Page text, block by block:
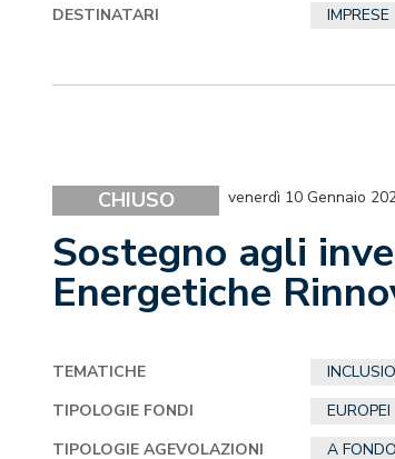
DESTINATARI
IMPRESE
CHIUSO venerdì 10 Gennaio
Sostegno agli
Energetiche
TEMATICHE
TIPOLOGIE FONDI
EUROPEI
TIPOLOGIE AGEVOLAZIONI
A